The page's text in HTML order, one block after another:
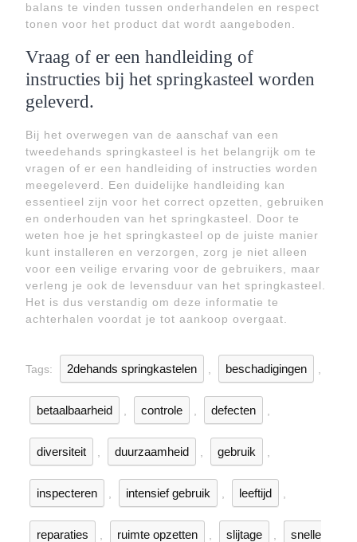
balans te vinden tussen onderhandelen en respect
tonen voor het product dat wordt aangeboden.
Vraag of er een handleiding of
instructies bij het springkasteel worden
geleverd.
Bij het overwegen van de aanschaf van een
tweedehands springkasteel is het belangrijk om te
vragen of er een handleiding of instructies worden
meegeleverd. Een duidelijke handleiding kan
essentieel zijn voor het correct opzetten, gebruiken
en onderhouden van het springkasteel. Door te
weten hoe je het springkasteel op de juiste manier
kunt installeren en verzorgen, zorg je niet alleen
voor een veilige ervaring voor de gebruikers, maar
verleng je ook de levensduur van het springkasteel.
Het is dus verstandig om deze informatie te
achterhalen voordat je tot aankoop overgaat.
Tags: 2dehands springkastelen beschadigingen
betaalbaarheid controle defecten
diversiteit duurzaamheid gebruik
inspecteren intensief gebruik leeftijd
reparaties ruimte opzetten slijtage snelle